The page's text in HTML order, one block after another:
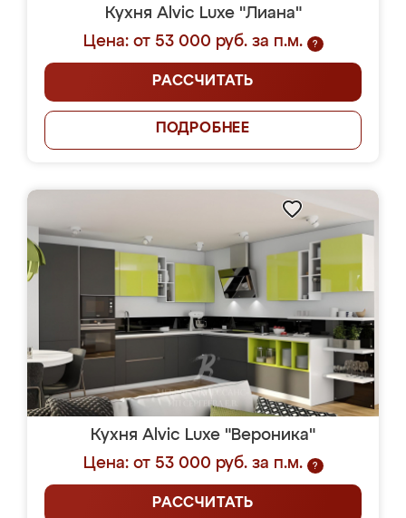
Кухня Alvic Luxe "Лиана"
Цена: от 53 000 руб. за п.м.
?
РАССЧИТАТЬ
ПОДРОБНЕЕ
Кухня Alvic Luxe "Вероника"
Цена: от 53 000 руб. за п.м.
?
РАССЧИТАТЬ